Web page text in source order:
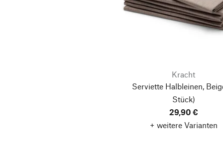
Kracht
Serviette Halbleinen,
Stück)
29,90 €
+ weitere Varianten